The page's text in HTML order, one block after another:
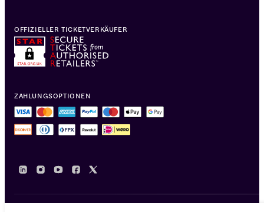
ZAHLUNGSOPTIONEN
OFFIZIELLER TICKETVERKÄUFER